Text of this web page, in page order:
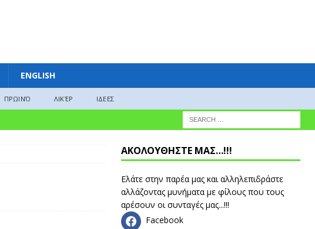
ENGLISH
ΠΡΩΙΝΌ ΛΙΚΈΡ ΙΔΕΕΣ
ΑΚΟΛΟΥΘΗΣΤΕ ΜΑΣ…!!!
Ελάτε στην παρέα μας και αλληλεπιδράστε
αλλάζοντας μυνήματα με φίλους που τους
αρέσουν οι συνταγές μας...!!!
Facebook